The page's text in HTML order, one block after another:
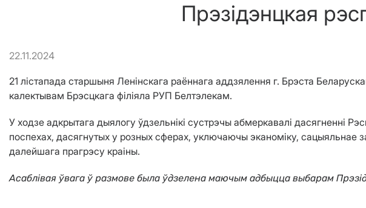
Прэзідэнцкая
22.11.2024
21 лістапада старшыня Ленінскага раённага аддзялення г. Брэста
калектывам Брэсцкага філіяла РУП Белтэлекам.
У ходзе адкрытага дыялогу ўдзельнікі сустрэчы абмеркавалі дасягненні
поспехах, дасягнутых у розных сферах, уключаючы эканоміку, сацыяльнае
далейшага прагрэсу краіны.
Асаблівая ўвага ў размове была ўдзелена маючым адбыцца выбарам